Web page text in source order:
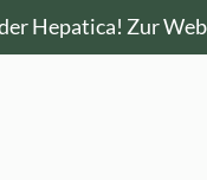
Hepatica! Zur